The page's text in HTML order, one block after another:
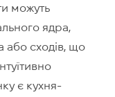
можуть
ядра,
або сходів, що
є кухня-